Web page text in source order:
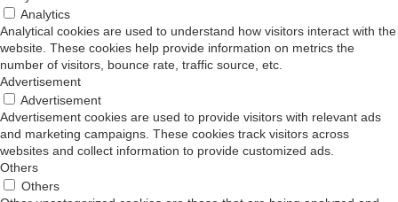
Analytics
Analytical cookies are used to understand how visitors interact with the
website. These cookies help provide information on metrics the
number of visitors, bounce rate, traffic source, etc.
Advertisement
Advertisement
Advertisement cookies are used to provide visitors with relevant ads
and marketing campaigns. These cookies track visitors across
websites and collect information to provide customized ads.
Others
Others